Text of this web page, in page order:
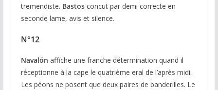
tremendiste. Bastosconcut par demi correcte en
seconde lame, avis et silence.
N°12
Navalón affiche une franche détermination quand il
réceptionne à la cape le quatrième eral de l’après midi.
Les péons ne posent que deux paires de banderilles. Le